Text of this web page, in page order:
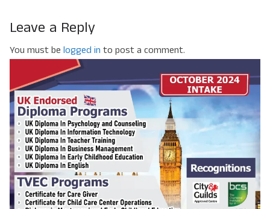
Leave a Reply
You must be logged in to post a comment.